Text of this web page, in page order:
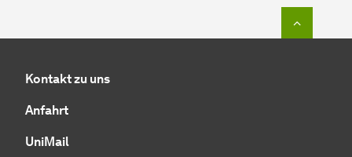
Kontakt zu uns
Anfahrt
UniMail